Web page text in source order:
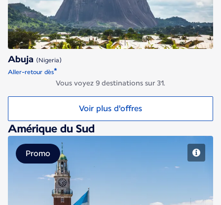
Abuja (Nigeria)
Aller-retour dès*
Vous voyez 9 destinations sur 31.
Voir plus d'offres
Amérique du Sud
Buenos Aires
Promo